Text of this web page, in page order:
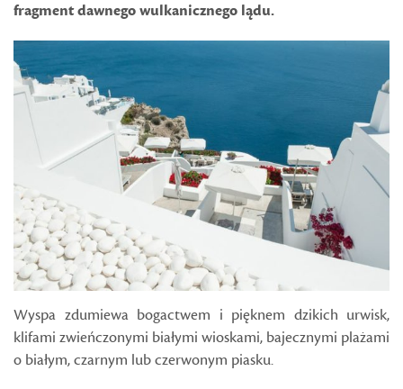
fragment dawnego wulkanicznego lądu.
Wyspa zdumiewa bogactwem i pięknem dzikich urwisk,
klifami zwieńczonymi białymi wioskami, bajecznymi plażami
o białym, czarnym lub czerwonym piasku.